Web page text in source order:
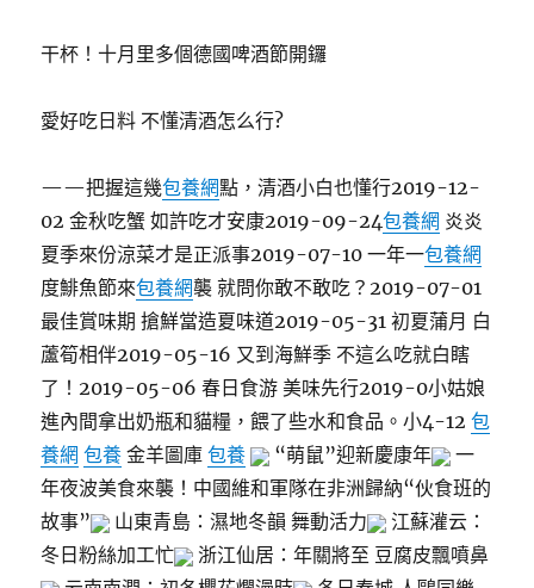
干杯！十月里多個德國啤酒節開鑼
愛好吃日料 不懂清酒怎么行?
——把握這幾包養網點，清酒小白也懂行2019-12-
02 金秋吃蟹 如許吃才安康2019-09-24包養網 炎炎
夏季來份涼菜才是正派事2019-07-10 一年一包養網
度鯡魚節來包養網襲 就問你敢不敢吃？2019-07-01
最佳賞味期 搶鮮當造夏味道2019-05-31 初夏蒲月 白
蘆筍相伴2019-05-16 又到海鮮季 不這么吃就白瞎
了！2019-05-06 春日食游 美味先行2019-0小姑娘
進內間拿出奶瓶和貓糧，餵了些水和食品。小4-12包
養網 包養 金羊圖庫包養 “萌鼠”迎新慶康年
一
年夜波美食來襲！中國維和軍隊在非洲歸納“伙食班的
故事”
山東青島：濕地冬韻 舞動活力
江蘇灌云：
冬日粉絲加工忙
浙江仙居：年關將至 豆腐皮飄噴鼻